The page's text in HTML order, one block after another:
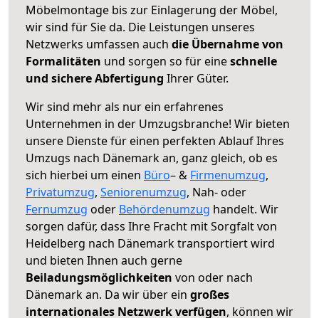
Möbelmontage bis zur Einlagerung der Möbel,
wir sind für Sie da. Die Leistungen unseres
Netzwerks umfassen auch die Übernahme von
Formalitäten und sorgen so für eineschnelle
und sichere Abfertigung Ihrer Güter.
Wir sind mehr als nur ein erfahrenes
Unternehmen in der Umzugsbranche! Wir bieten
unsere Dienste für einen perfekten Ablauf Ihres
Umzugs nach Dänemark an, ganz gleich, ob es
sich hierbei um einen Büro– & Firmenumzug,
Privatumzug, Seniorenumzug, Nah- oder
Fernumzug oder Behördenumzug handelt. Wir
sorgen dafür, dass Ihre Fracht mit Sorgfalt von
Heidelberg nach Dänemark transportiert wird
und bieten Ihnen auch gerne
Beiladungsmöglichkeiten von oder nach
Dänemark an. Da wir über ein großes
internationales Netzwerk verfügen, können wir